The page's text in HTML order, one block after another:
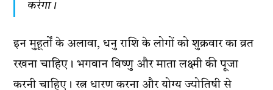
करेगा।
इन मुहूर्तों के अलावा, धनु राशि के लोगों को शुक्रवार का व्रत
रखना चाहिए। भगवान विष्णु और माता लक्ष्मी की पूजा
करनी चाहिए। रत्न धारण करना और योग्य ज्योतिषी से